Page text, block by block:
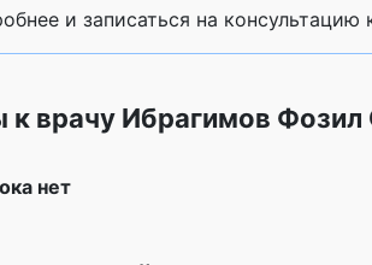
и записаться на
к врачу Ибрагимов
нет